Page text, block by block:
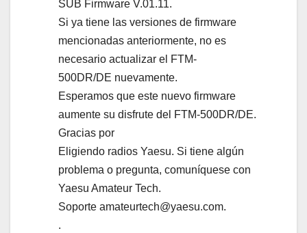
SUB Firmware V.01.11.
Si ya tiene las versiones de firmware
mencionadas anteriormente, no es
necesario actualizar el FTM-
500DR/DE nuevamente.
Esperamos que este nuevo firmware
aumente su disfrute del FTM-500DR/DE.
Gracias por
Eligiendo radios Yaesu. Si tiene algún
problema o pregunta, comuníquese con
Yaesu Amateur Tech.
Soporte amateurtech@yaesu.com.
.